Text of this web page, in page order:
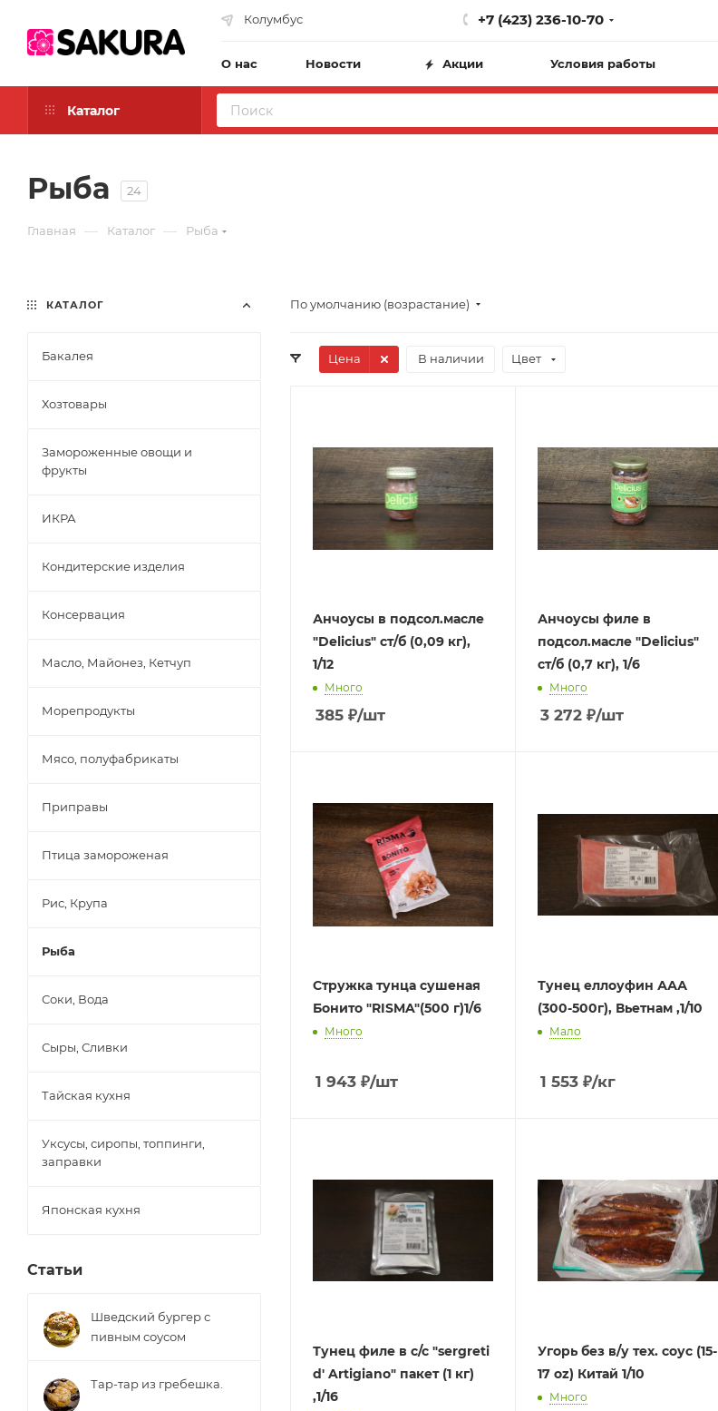
Колумбус +7 (423) 236-10-70
О нас Новости Акции Условия работы
Каталог
Рыба 24
Главная — Каталог — Рыба
По умолчанию (возрастание)
Цена В наличии Цвет
Анчоусы в подсол.масле
"Delicius" ст/б (0,09 кг),
1/12
Много
385 ₽/шт
Анчоусы филе в
подсол.масле "Delicius"
ст/б (0,7 кг), 1/6
Много
3 272 ₽/шт
Стружка тунца сушеная
Бонито "RISMA"(500 г)1/6
Много
1 943 ₽/шт
Тунец еллоуфин ААА
(300-500г), Вьетнам ,1/10
Мало
1 553 ₽/кг
Тунец филе в с/с "sergreti
d' Artigiano" пакет (1 кг)
,1/16
Угорь без в/у тех. соус (15-
17 oz) Китай 1/10
Много
КАТАЛОГ
Бакалея
Хозтовары
Замороженные овощи и
фрукты
ИКРА
Кондитерские изделия
Консервация
Масло, Майонез, Кетчуп
Морепродукты
Мясо, полуфабрикаты
Приправы
Птица замороженая
Рис, Крупа
Рыба
Соки, Вода
Сыры, Сливки
Тайская кухня
Уксусы, сиропы, топпинги,
заправки
Японская кухня
Статьи
Шведский бургер с
пивным соусом
Тар-тар из гребешка.